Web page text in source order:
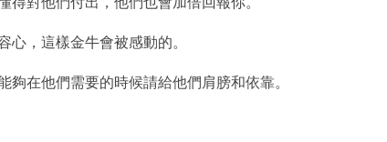
，這樣金牛會被感動的。
在他們需要的時候請給他們肩膀和依靠。